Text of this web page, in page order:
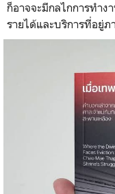
ก็อาจจะมีกลไกการทำ
รายได้และบริการที่อยู่